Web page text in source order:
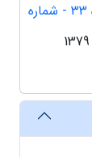
دوره 8.1، شماره 33 - شماره